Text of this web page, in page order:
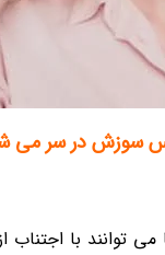
در سر می
می توانند با